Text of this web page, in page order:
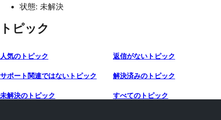
状態: 未解決
トピック
人気のトピック 返信がないトピック
サポート関連ではないトピック 解決済みのトピック
未解決のトピック すべてのトピック